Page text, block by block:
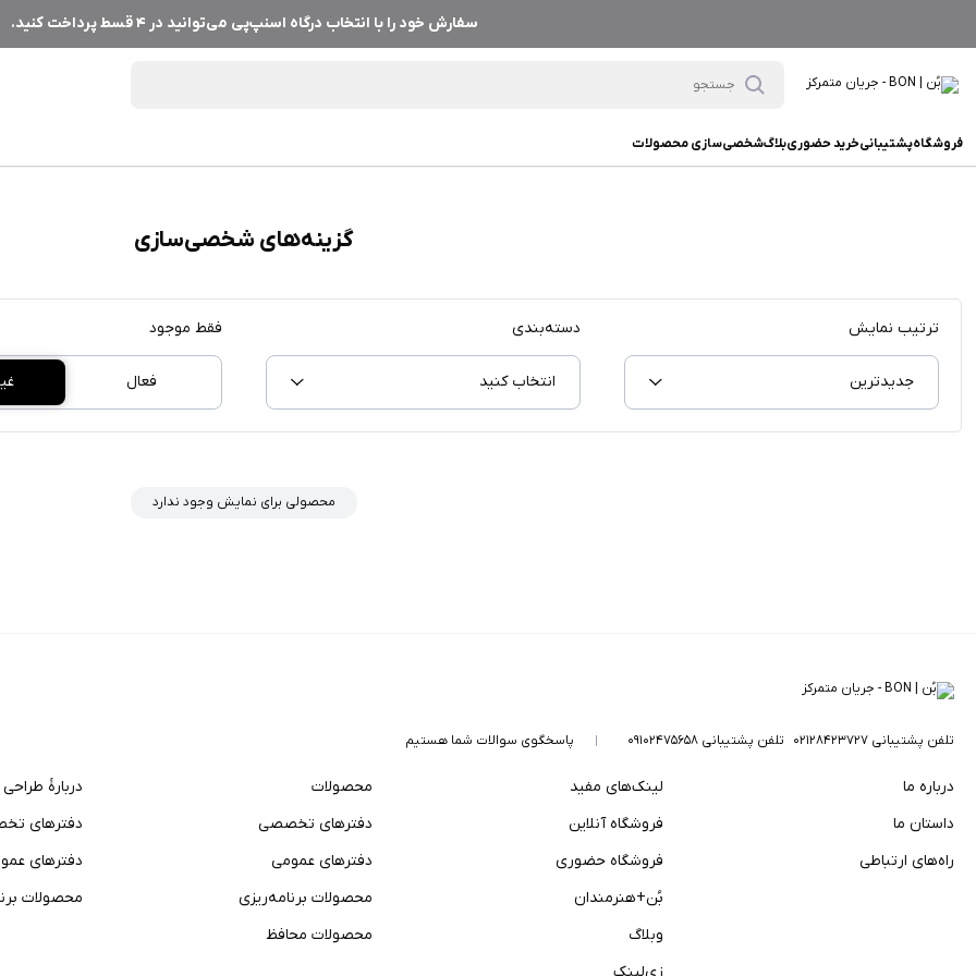
سفارش خود را با انتخاب درگاه اسنپ‌پی می‌توانید در ۴ قسط پرداخت کنید.
فروشگاهپشتیبانیخرید حضوریبلاگشخصی‌سازی محصولات
گزینه‌های شخصی‌سازی
ترتیب نمایش
جدیدترین
دسته‌بندی
انتخاب کنید
فقط موجود
فعال
محصولی برای نمایش وجود ندارد
تلفن پشتیبانی ۰۲۱۲۸۴۲۳۷۲۷ تلفن پشتیبانی ۰۹۱۰۲۴۷۵۶۵۸ پاسخگوی سوالات شما هستیم
درباره ما
داستان ما
راه‌های ارتباطی
لینک‌های مفید
فروشگاه آنلاین
فروشگاه حضوری
بُن+هنرمندان
وبلاگ
محصولات
دفترهای تخصصی
دفترهای عمومی
محصولات برنامه‌ریزی
محصولات محافظ
دربارهٔ طراحی
دفترهای
دفترهای
محصولات